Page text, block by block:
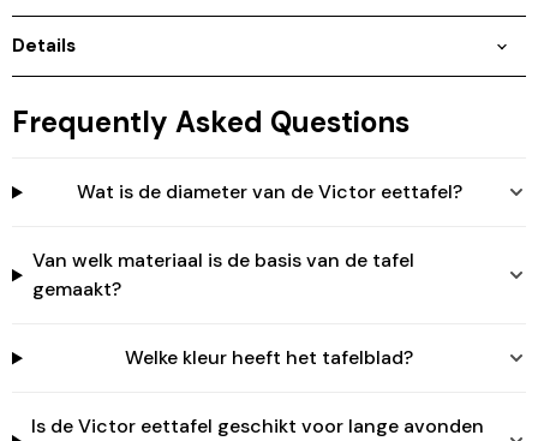
Details
Frequently Asked Questions
Wat is de diameter van de Victor eettafel?
Van welk materiaal is de basis van de tafel
gemaakt?
Welke kleur heeft het tafelblad?
Is de Victor eettafel geschikt voor lange avonden
Inloggen vereist
Meld u aan bij uw account om producten aan uw
verlanglijst toe te voegen en uw eerder opgeslagen
Login